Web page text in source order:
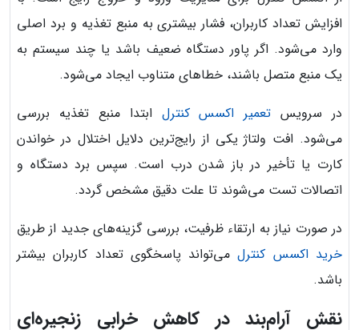
افزایش تعداد کاربران، فشار بیشتری به منبع تغذیه و برد اصلی
وارد می‌شود. اگر پاور دستگاه ضعیف باشد یا چند سیستم به
یک منبع متصل باشند، خطاهای متناوب ایجاد می‌شود.
در سرویس تعمیر اکسس کنترل ابتدا منبع تغذیه بررسی
می‌شود. افت ولتاژ یکی از رایج‌ترین دلایل اختلال در خواندن
کارت یا تأخیر در باز شدن درب است. سپس برد دستگاه و
اتصالات تست می‌شوند تا علت دقیق مشخص گردد.
در صورت نیاز به ارتقاء ظرفیت، بررسی گزینه‌های جدید از طریق
خرید اکسس کنترلمی‌تواند پاسخگوی تعداد کاربران بیشتر
باشد.
نقش آرام‌بند در کاهش خرابی زنجیره‌ای